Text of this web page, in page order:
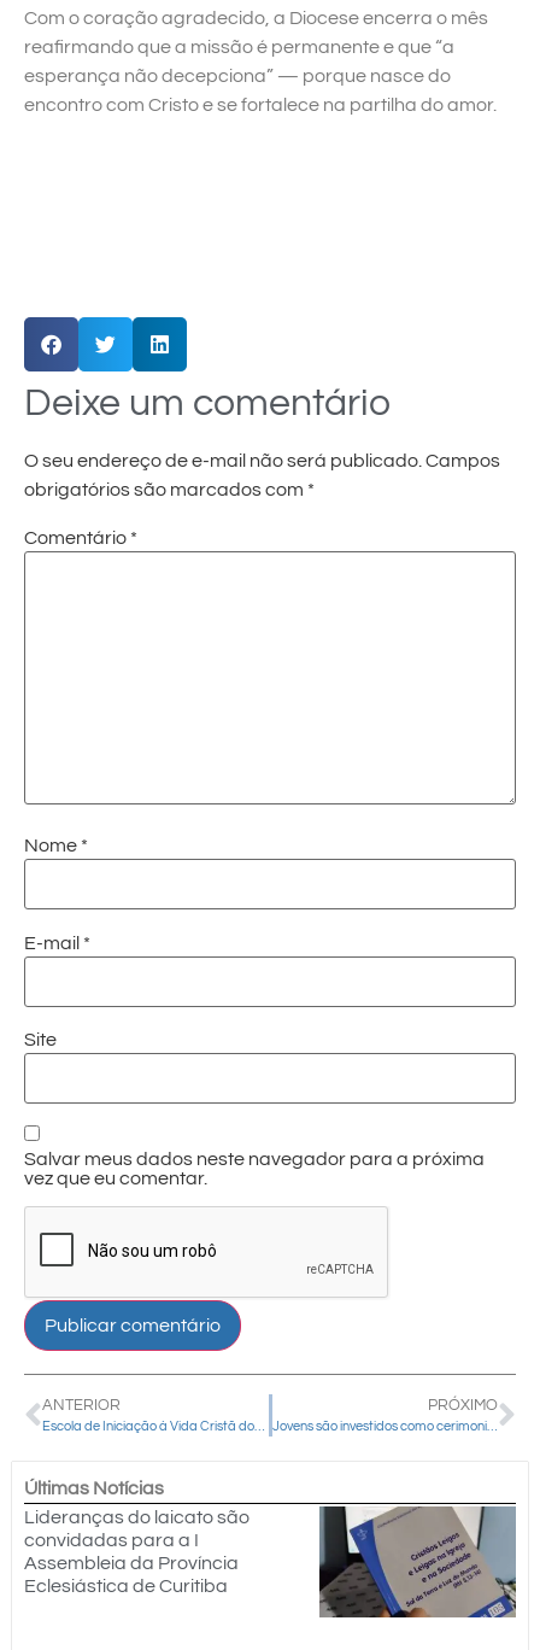
Com o coração agradecido, a Diocese encerra o mês
reafirmando que a missão é permanente e que “a
esperança não decepciona” — porque nasce do
encontro com Cristo e se fortalece na partilha do amor.
Deixe um comentário
O seu endereço de e-mail não será publicado.Campos
obrigatórios são marcados com *
Comentário *
Nome *
E-mail *
Site
Salvar meus dados neste navegador para a próxima
vez que eu comentar.
ANTERIOR PRÓXIMO
Jovens são investidos como cerimonialistas na Paróquia Divino Espírito Santo, em Pinhão
Últimas Notícias
Lideranças do laicato são
convidadas para a I
Assembleia da Província
Eclesiástica de Curitiba